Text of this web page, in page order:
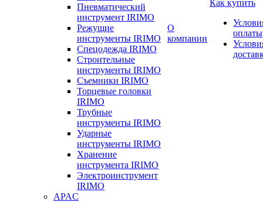
Пневматический
инструмент IRIMO
Режущие
инструменты IRIMO
Спецодежда IRIMO
Строительные
инструменты IRIMO
Съемники IRIMO
Торцевые головки
IRIMO
Трубные
инструменты IRIMO
Ударные
инструменты IRIMO
Хранение
инструмента IRIMO
Электроинструмент
IRIMO
APAC
О
компании
Как купить
оплаты